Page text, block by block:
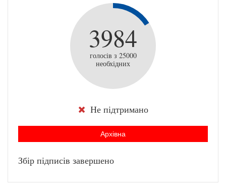
3984
голосів з 25000
необхідних
Не підтримано
Архівна
Збір підписів завершено